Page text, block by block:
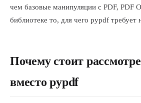
чем базовые манипуляции с PDF, PDF
библиотеке то, для чего pypdf требует
Почему стоит
вместо pypdf